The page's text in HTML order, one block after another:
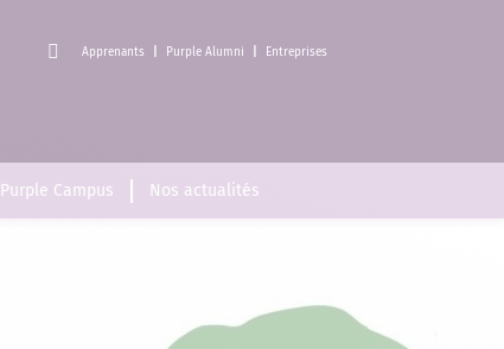
Apprenants Purple Alumni Entreprises
Purple Campus Nos actualités